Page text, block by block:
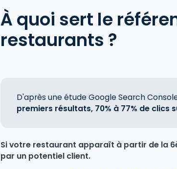
À quoi sert le
restaurants ?
D'après une étude Google Search
premiers résultats, 70% à 77% de clics
Si votre restaurant apparaît à partir de la
par un potentiel client.